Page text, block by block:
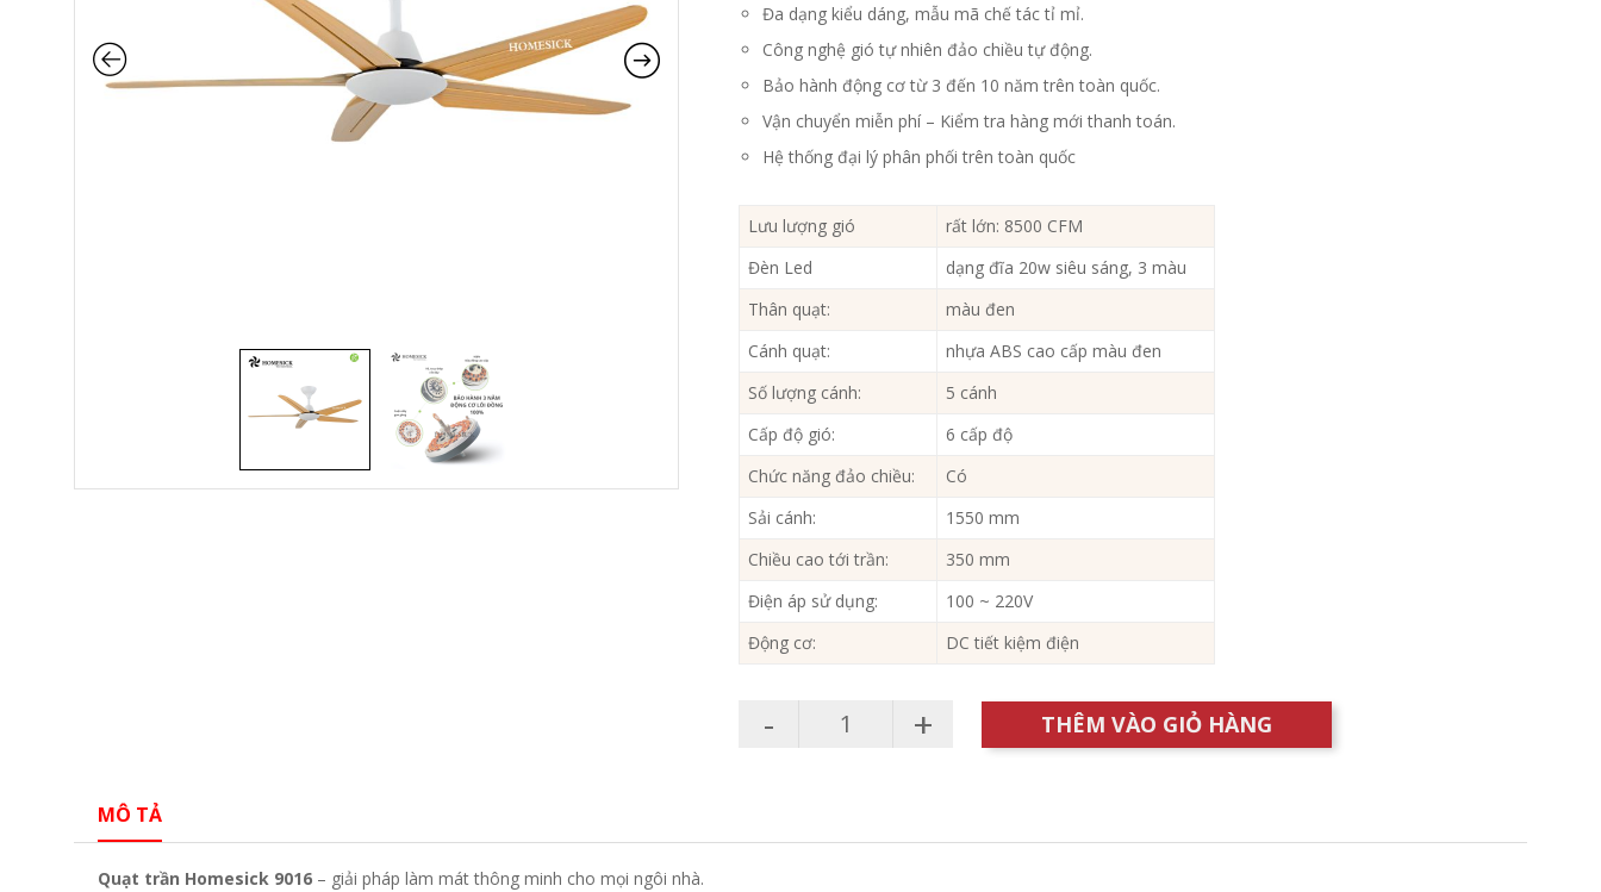
Đa dạng kiểu dáng, mẫu mã chế tác tỉ mỉ.
Công nghệ gió tự nhiên đảo chiều tự động.
Bảo hành động cơ từ 3 đến 10 năm trên toàn quốc.
Vận chuyển miễn phí – Kiểm tra hàng mới thanh toán.
Hệ thống đại lý phân phối trên toàn quốc
Lưu lượng gió
rất lớn: 8500 CFM
Đèn Led
dạng đĩa 20w siêu sáng, 3 màu
Thân quạt:
màu đen
Cánh quạt:
nhựa ABS cao cấp màu đen
Số lượng cánh:
5 cánh
Cấp độ gió:
6 cấp độ
Chức năng đảo chiều:
Có
Sải cánh:
1550 mm
Chiều cao tới trần:
350 mm
Điện áp sử dụng:
100 ~ 220V
Động cơ:
DC tiết kiệm điện
- + THÊM VÀO GIỎ HÀNG
MÔ TẢ
Quạt trần Homesick 9016 – giải pháp làm mát thông minh cho mọi ngôi nhà.